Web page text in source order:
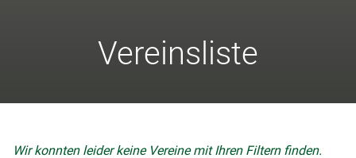
Vereinsliste
Wir konnten leider keine Vereine mit Ihren Filtern finden.